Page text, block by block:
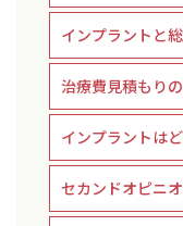
インプラントと
治療費見積もり
インプラントは
セカンドオピニ